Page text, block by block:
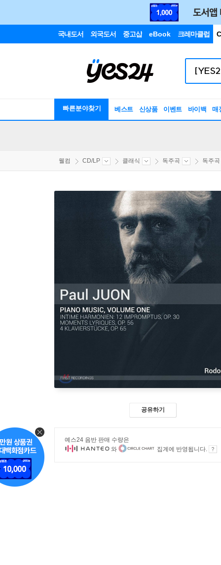
국내도서 외국도서 중고샵 eBook 크레마클럽
빠른분야찾기 베스트 신상품 이벤트 바이백 매
웰컴 CD/LP 클래식 독주곡 독주
공유하기
예스24 음반 판매 수량은
와
집계에 반영됩니다.